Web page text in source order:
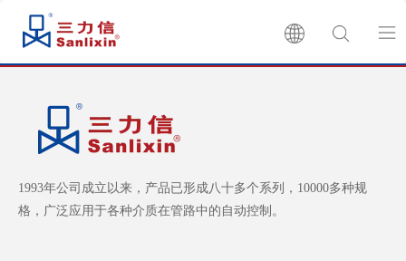
1993年公司成立以来，产品已形成八十多个系列，10000多种规
格，广泛应用于各种介质在管路中的自动控制。